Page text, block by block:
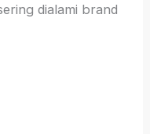
dialami brand